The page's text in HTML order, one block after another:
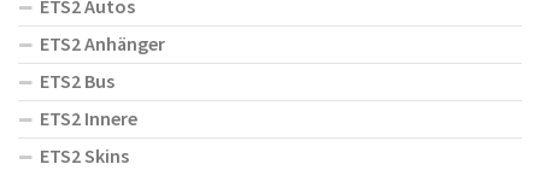
ETS2 Autos
ETS2 Anhänger
ETS2 Bus
ETS2 Innere
ETS2 Skins